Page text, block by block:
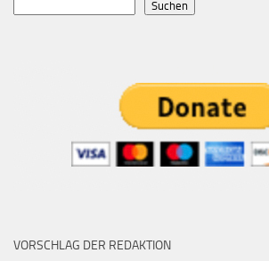
Suchen
VORSCHLAG DER REDAKTION